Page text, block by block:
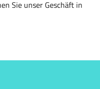
Sie unser Geschäft in